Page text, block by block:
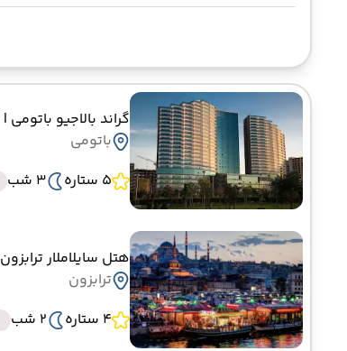
گراند بالاجیو باتومی | Grand Bellagio Batumi
باتومی
5 ستاره
3 شب
هتل سایلاملار ترابزون
ترابزون
4 ستاره
2 شب